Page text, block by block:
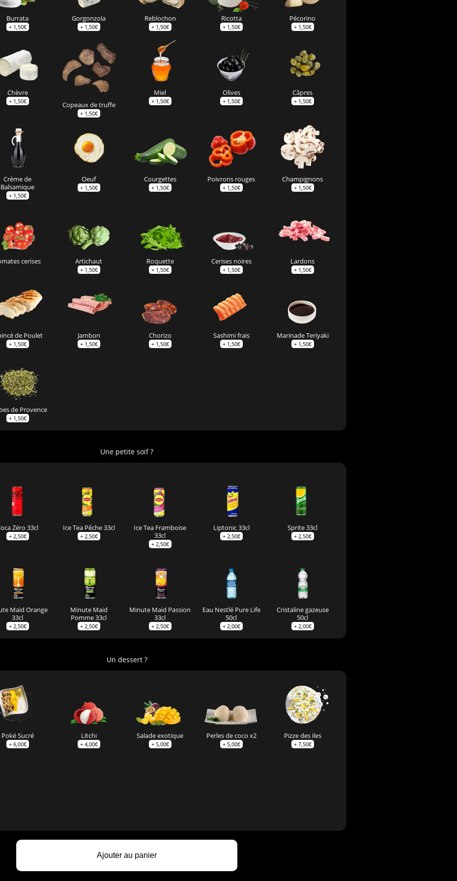
Burrata
+ 1,50€
Gorgonzola
+ 1,50€
Reblochon
+ 1,50€
Ricotta
+ 1,50€
Pécorino
+ 1,50€
Chèvre
+ 1,50€ Copeaux de truffe
+ 1,50€
Miel
+ 1,50€
Olives
+ 1,50€
Câpres
+ 1,50€
Crème de
Balsamique
+ 1,50€
Oeuf
+ 1,50€
Courgettes
+ 1,50€
Poivrons rouges
+ 1,50€
Champignons
+ 1,50€
cerises Artichaut
+ 1,50€
Roquette
+ 1,50€
Cerises noires
+ 1,50€
Lardons
+ 1,50€
de Poulet
+ 1,50€
Jambon
+ 1,50€
Chorizo
+ 1,50€
Sashimi frais
+ 1,50€
Marinade Teriyaki
+ 1,50€
de Provence
+ 1,50€
Une petite soif ?
Zéro 33cl
+ 2,50€
Ice Tea Pêche 33cl
+ 2,50€
Ice Tea Framboise
33cl
+ 2,50€
Liptonic 33cl
+ 2,50€
Sprite 33cl
+ 2,50€
Maid Orange
33cl
+ 2,50€
Minute Maid
Pomme 33cl
+ 2,50€
Minute Maid Passion
33cl
+ 2,50€
Eau Nestlé Pure Life
50cl
+ 2,00€
Cristaline gazeuse
50cl
+ 2,00€
Un dessert ?
Poké Sucré
+ 6,00€
Litchi
+ 4,00€
Salade exotique
+ 5,00€
Perles de coco x2
+ 5,00€
Pizze des iles
+ 7,50€
Ajouter au panier